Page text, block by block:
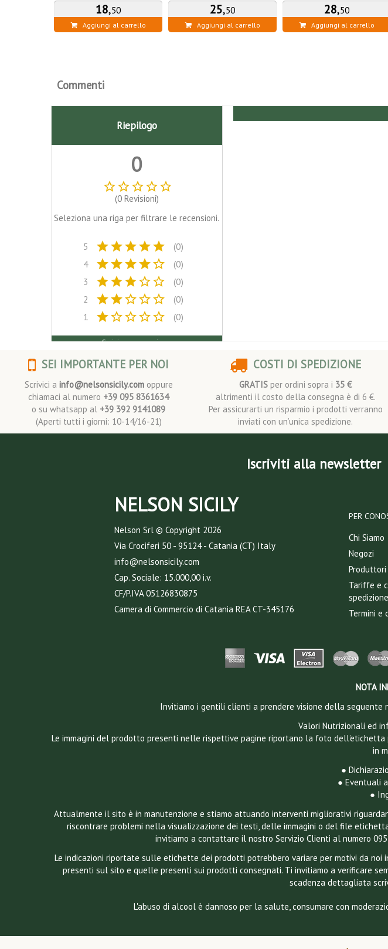
18,50
Aggiungi al carrello
25,50
Aggiungi al carrello
28,50
Aggiungi al carrello
Commenti
Riepilogo
0
star_borderstar_borderstar_borderstar_borderstar_border
(0 Revisioni)
Seleziona una riga per filtrare le recensioni.
5 starstarstarstarstar
(0)
4
starstarstarstarstar_border
(0)
3
starstarstarstar_borderstar_border
(0)
2
starstarstar_borderstar_borderstar_border
(0)
1
starstar_borderstar_borderstar_borderstar_border (0)
Scrivi una recensione
SEI IMPORTANTE PER NOI
Scrivici a info@nelsonsicily.comoppure
chiamaci al numero +39 095 8361634
o su whatsapp al +39 392 9141089
(Aperti tutti i giorni: 10-14/16-21)
COSTI DI SPEDIZIONE
GRATIS per ordini sopra i 35 €
altrimenti il costo della consegna è di 6 €.
Per assicurarti un risparmio i prodotti verranno
inviati con un’unica spedizione.
Iscriviti alla newsletter
NELSON SICILY
Nelson Srl © Copyright 2026
Via Crociferi 50 - 95124 - Catania (CT) Italy
info@nelsonsicily.com
Cap. Sociale: 15.000,00 i.v.
CF/P.IVA 05126830875
Camera di Commercio di Catania REA CT-345176
PER
Chi Siamo
Negozi
Produttori
Tariffe e
spedizione
Termini e
NOTA
Invitiamo i gentili clienti a prendere visione della
Valori Nutrizionali ed
Le immagini del prodotto presenti nelle rispettive pagine riportano la foto
in
●
● Eventuali
●
Attualmente il sito è in manutenzione e stiamo attuando interventi migliorativi
riscontrare problemi nella visualizzazione dei testi, delle immagini o del file
invitiamo a contattare il nostro Servizio Clienti al numero
Le indicazioni riportate sulle etichette dei prodotti potrebbero variare per motivi da
presenti sul sito e quelle presenti sui prodotti consegnati. Ti invitiamo a verificare
scadenza dettagliata
L'abuso di alcool è dannoso per la salute, consumare con